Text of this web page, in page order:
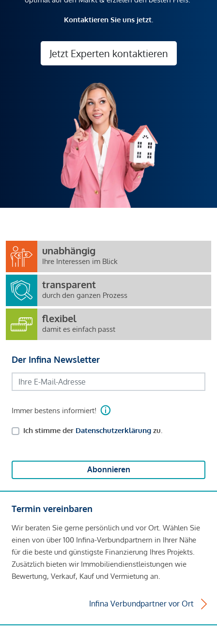
Kontaktieren Sie uns jetzt.
Jetzt Experten kontaktieren
unabhängig
Ihre Interessen im Blick
transparent
durch den ganzen Prozess
flexibel
damit es einfach passt
Der Infina Newsletter
Immer bestens informiert!
Ich stimme der Datenschutzerklärung zu.
Abonnieren
Termin vereinbaren
Wir beraten Sie gerne persönlich und vor Ort. Wählen Sie
einen von über 100 Infina-Verbundpartnern in Ihrer Nähe
für die beste und günstigste Finanzierung Ihres Projekts.
Zusätzlich bieten wir Immobiliendienstleistungen wie
Bewertung, Verkauf, Kauf und Vermietung an.
Infina Verbundpartner vor Ort